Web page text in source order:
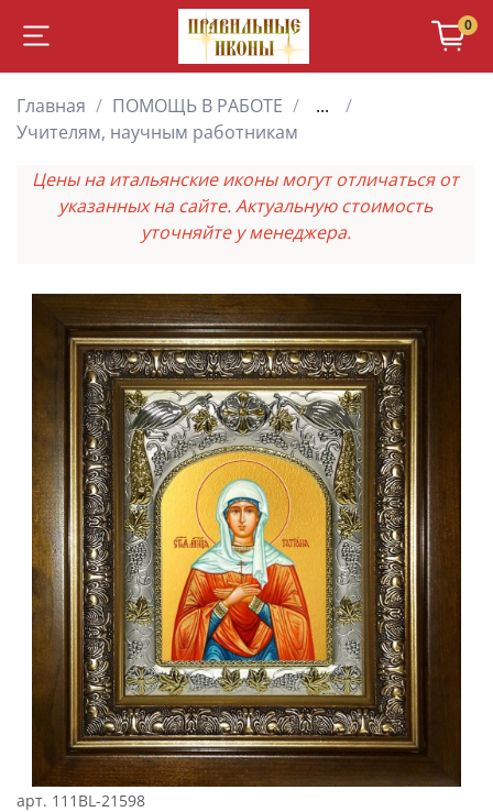
0
Главная ПОМОЩЬ В РАБОТЕ
...
Учителям, научным работникам
Цены на итальянские иконы могут отличаться от
указанных на сайте. Актуальную стоимость
уточняйте у менеджера.
арт. 111BL-21598